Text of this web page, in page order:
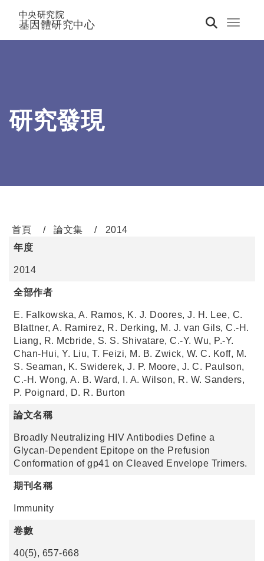
Toggle
中央研究院
基因體研究中心
研究發現
首頁 論文集
2014
年度
2014
全部作者
E. Falkowska, A. Ramos, K. J. Doores, J. H. Lee, C.
Blattner, A. Ramirez, R. Derking, M. J. van Gils, C.-H.
Liang, R. Mcbride, S. S. Shivatare, C.-Y. Wu, P.-Y.
Chan-Hui, Y. Liu, T. Feizi, M. B. Zwick, W. C. Koff, M.
S. Seaman, K. Swiderek, J. P. Moore, J. C. Paulson,
C.-H. Wong, A. B. Ward, I. A. Wilson, R. W. Sanders,
P. Poignard, D. R. Burton
論文名稱
Broadly Neutralizing HIV Antibodies Define a
Glycan-Dependent Epitope on the Prefusion
Conformation of gp41 on Cleaved Envelope Trimers.
期刊名稱
Immunity
卷數
40(5), 657-668